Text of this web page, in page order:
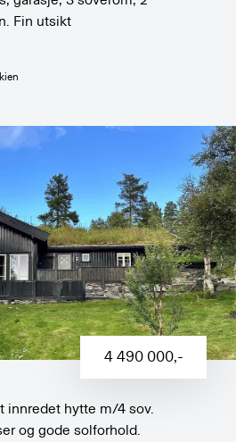
Fin utsikt
4 490 000,-
innredet hytte m/4 sov.
og gode solforhold.